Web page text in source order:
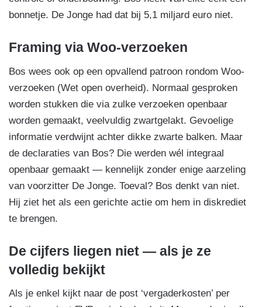
bonnetje. De Jonge had dat bij 5,1 miljard euro niet.
Framing via Woo-verzoeken
Bos wees ook op een opvallend patroon rondom Woo-
verzoeken (Wet open overheid). Normaal gesproken
worden stukken die via zulke verzoeken openbaar
worden gemaakt, veelvuldig zwartgelakt. Gevoelige
informatie verdwijnt achter dikke zwarte balken. Maar
de declaraties van Bos? Die werden wél integraal
openbaar gemaakt — kennelijk zonder enige aarzeling
van voorzitter De Jonge. Toeval? Bos denkt van niet.
Hij ziet het als een gerichte actie om hem in diskrediet
te brengen.
De cijfers liegen niet — als je ze
volledig bekijkt
Als je enkel kijkt naar de post ‘vergaderkosten’ per